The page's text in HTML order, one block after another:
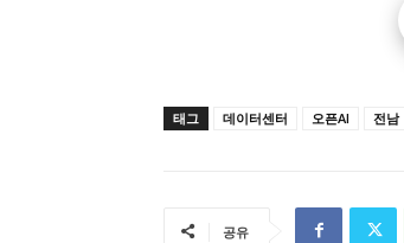
태그 데이터센터 오픈AI 전남
공유